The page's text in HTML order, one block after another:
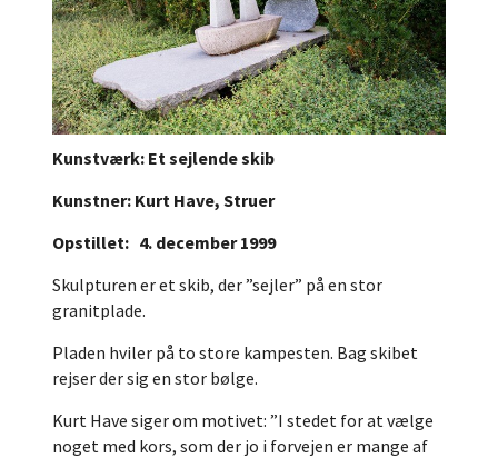
Kunstværk: Et sejlende skib
Kunstner: Kurt Have, Struer
Opstillet: 4. december 1999
Skulpturen er et skib, der ”sejler” på en stor
granitplade.
Pladen hviler på to store kampesten. Bag skibet
rejser der sig en stor bølge.
Kurt Have siger om motivet: ”I stedet for at vælge
noget med kors, som der jo i forvejen er mange af